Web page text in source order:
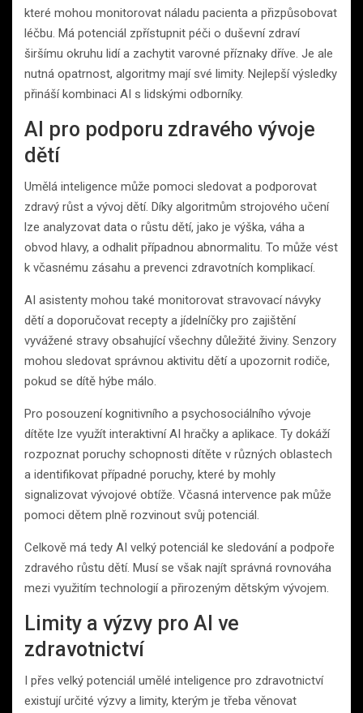
které mohou monitorovat náladu pacienta a přizpůsobovat
léčbu. Má potenciál zpřístupnit péči o duševní zdraví
širšímu okruhu lidí a zachytit varovné příznaky dříve. Je ale
nutná opatrnost, algoritmy mají své limity. Nejlepší výsledky
přináší kombinaci AI s lidskými odborníky.
AI pro podporu zdravého vývoje
dětí
Umělá inteligence může pomoci sledovat a podporovat
zdravý růst a vývoj dětí. Díky algoritmům strojového učení
lze analyzovat data o růstu dětí, jako je výška, váha a
obvod hlavy, a odhalit případnou abnormalitu. To může vést
k včasnému zásahu a prevenci zdravotních komplikací.
AI asistenty mohou také monitorovat stravovací návyky
dětí a doporučovat recepty a jídelníčky pro zajištění
vyvážené stravy obsahující všechny důležité živiny. Senzory
mohou sledovat správnou aktivitu dětí a upozornit rodiče,
pokud se dítě hýbe málo.
Pro posouzení kognitivního a psychosociálního vývoje
dítěte lze využít interaktivní AI hračky a aplikace. Ty dokáží
rozpoznat poruchy schopnosti dítěte v různých oblastech
a identifikovat případné poruchy, které by mohly
signalizovat vývojové obtíže. Včasná intervence pak může
pomoci dětem plně rozvinout svůj potenciál.
Celkově má ​​tedy AI velký potenciál ke sledování a podpoře
zdravého růstu dětí. Musí se však najít správná rovnováha
mezi využitím technologií a přirozeným dětským vývojem.
Limity a výzvy pro AI ve
zdravotnictví
I přes velký potenciál umělé inteligence pro zdravotnictví
existují určité výzvy a limity, kterým je třeba věnovat